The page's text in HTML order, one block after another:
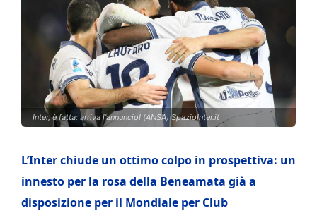
Inter, è fatta: arriva l'annuncio! (ANSA) SpazioInter.it
L’Inter chiude un ottimo colpo in prospettiva: un
innesto per la rosa della Beneamata già a
disposizione per il Mondiale per Club